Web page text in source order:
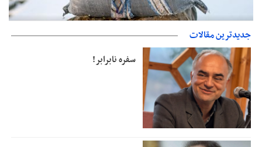
دفتر رهبر انقلاب: مطالب خارج از مراجع رسمی فاقد سندیت است
جدیدترین مقالات
سفره نابرابر!